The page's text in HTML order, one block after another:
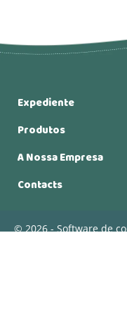
Expediente
Produtos
A Nossa Empresa
Contacts
© 2026 - Software de